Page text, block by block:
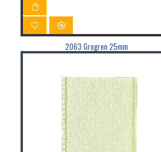
2063 Grogren 25mm